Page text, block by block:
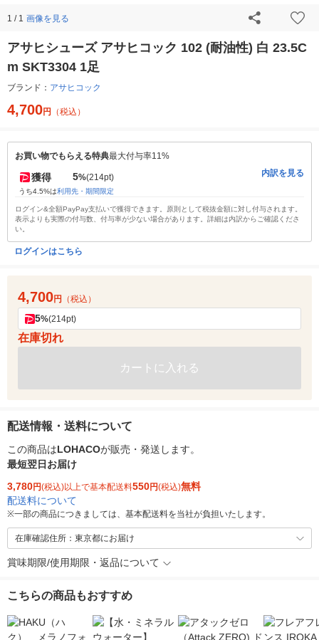
1 / 1 画像を見る
アサヒシューズ アサヒコック 102 (耐油性) 白 23.5C
m SKT3304 1足
ブランド： アサヒコック
4,700円 （税込）
お買い物でもらえる特典最大付与率11%
獲得 5%(214pt)
うち4.5%は利用先・期間限定
内訳を見る
ログイン&全額PayPay支払いで獲得できます。原則として税抜金額に対し付与されます。
表示よりも実際の付与数、付与率が少ない場合があります。詳細は内訳からご確認くださ
い。
ログインはこちら
4,700円 （税込）
5%(214pt)
在庫切れ
カートに入れる
配送情報・送料について
この商品はLOHACOが販売・発送します。
最短翌日お届け
3,780円(税込)以上で基本配送料550円(税込)無料
配送料について
※一部の商品につきましては、基本配送料を当社が負担いたします。
在庫確認住所：東京都にお届け
賞味期限/使用期限・返品について
こちらの商品もおすすめ